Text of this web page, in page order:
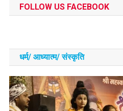
FOLLOW US FACEBOOK
धर्म/ आध्‍यात्‍म/ संस्‍कृति